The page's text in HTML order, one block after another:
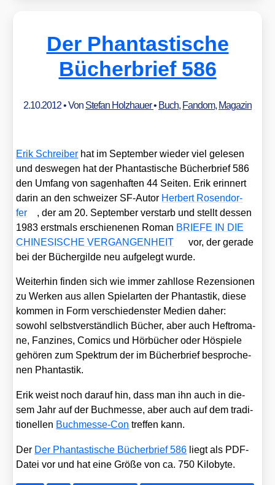
Der Phantastische
Bücherbrief 586
2.10.2012• Von Stefan Holzhauer• Buch, Fandom, Magazin
Erik Schrei­ber hat im Sep­tem­ber wie­der viel gele­sen
und des­we­gen hat der Phan­tas­ti­sche Bücher­brief 586
den Umfang von sagen­haf­ten 44 Sei­ten. Erik erin­nert
dar­in an den schwei­zer SF-Autor Her­bert Rosen­dor­
fer
, der am 20. Sep­tem­ber ver­starb und stellt des­sen
1983 erst­mals erschie­ne­nen Roman BRIEFE IN DIE
CHINESISCHE VERGANGENHEIT
vor, der gera­de
bei der Bücher­gil­de neu auf­ge­legt wur­de.
Wei­ter­hin fin­den sich wie immer zahl­lo­se Rezen­sio­nen
zu Wer­ken aus allen Spiel­ar­ten der Phan­tas­tik, die­se
kom­men in Form ver­schie­dens­ter Medi­en daher:
sowohl selbst­ver­ständ­lich Bücher, aber auch Heft­ro­ma­
ne, Fan­zines, Comics und Hör­bü­cher oder Höspie­le
gehö­ren zum Spek­trum der im Bücher­brief bespro­che­
nen Phan­tas­tik.
Erik weist noch dar­auf hin, dass man ihn auch in die­
sem Jahr auf der Buch­mes­se, aber auch auf dem tra­di­
tio­nel­len Buch­mes­se-Con tref­fen kann.
Der Der Phan­tas­ti­sche Bücher­brief 586 liegt als PDF-
Datei vor und hat eine Grö­ße von ca. 750 Kilo­byte.